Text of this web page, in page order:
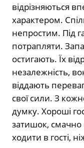
відрізняються
характером.
непростим. Під
потрапляти.
остигають. Їх
незалежність,
віддають
свої сили. З
думку. Хороші
затишок, смачно
ходити в гості,